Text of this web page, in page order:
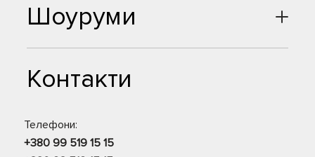
Шоуруми
Контакти
Телефони:
+380 99 519 15 15